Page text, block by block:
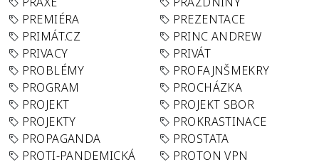
PREMIÉRA
PREZENTACE
PRIMÁT.CZ
PRINC ANDREW
PRIVACY
PRIVÁT
PROBLÉMY
PROFAJNŠMEKRY
PROGRAM
PROCHÁZKA
PROJEKT
PROJEKT SBOR
PROJEKTY
PROKRASTINACE
PROPAGANDA
PROSTATA
PROTI-PANDEMICKÁ
PROTON VPN